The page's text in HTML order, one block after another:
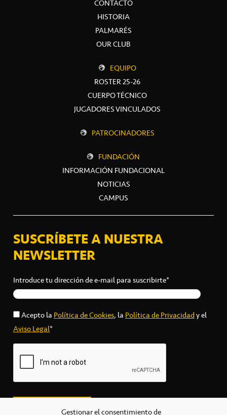
Gestionar el consentimiento de
CONTACTO
HISTORIA
PALMARÉS
OUR CLUB
EQUIPO
ROSTER 25-26
CUERPO TÉCNICO
JUGADORES VINCULADOS
PATROCINADORES
FUNDACIÓN
INFORMACIÓN FUNDACIONAL
NOTICIAS
CAMPUS
SUSCRÍBETE A NUESTRA
NEWSLETTER
Introduce tu dirección de e-mail para suscribirte*
Acepto laPolítica de Cookies, laPolítica de Privacidady el
Aviso Legal*